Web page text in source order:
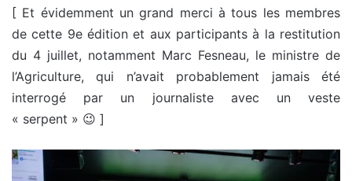
[ Et évidemment un grand merci à tous les membres
de cette 9e édition et aux participants à la restitution
du 4 juillet, notamment Marc Fesneau, le ministre de
l’Agriculture, qui n’avait probablement jamais été
interrogé par un journaliste avec un veste
« serpent » 😉 ]